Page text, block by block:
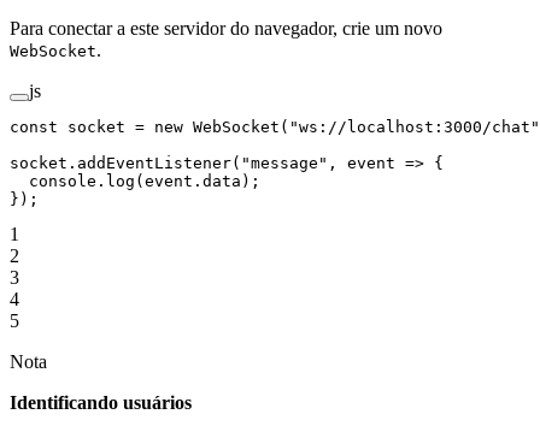
Para conectar a este servidor do navegador, crie um novo
WebSocket.
js
const socket = new WebSocket ( "ws://localhost:3000/chat"
socket. addEventListener( "message" , event => {
  console.
log (event.data);
});
1
2
3
4
5
Nota
Identificando usuários